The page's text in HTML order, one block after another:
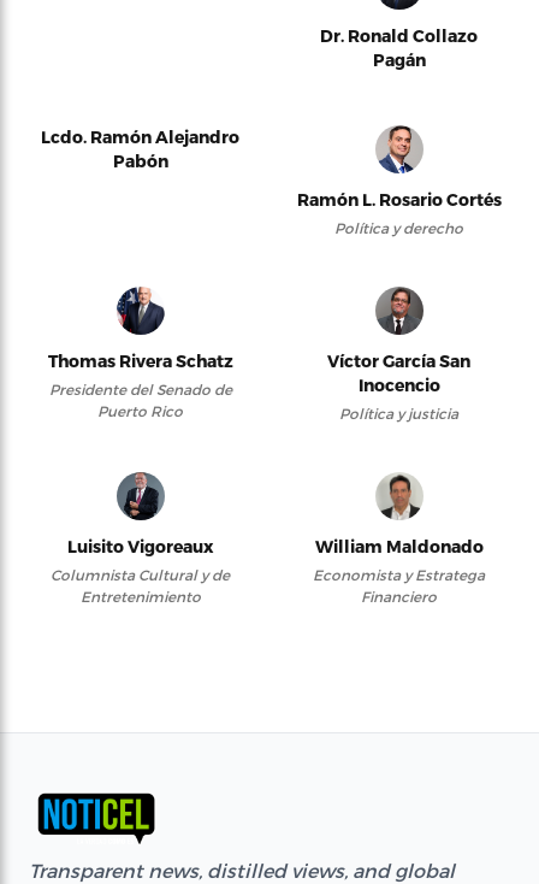
Dr. Ronald Collazo
Pagán
Lcdo. Ramón Alejandro
Pabón
Ramón L. Rosario Cortés
Política y derecho
Thomas Rivera Schatz
Presidente del Senado de
Puerto Rico
Víctor García San
Inocencio
Política y justicia
Luisito Vigoreaux
Columnista Cultural y de
Entretenimiento
William Maldonado
Economista y Estratega
Financiero
Transparent news, distilled views, and global